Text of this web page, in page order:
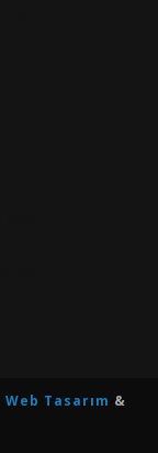
Web Tasarım &